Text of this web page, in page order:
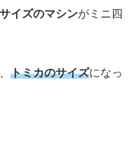
サイズのマシンがミニ四
トミカのサイズになっ